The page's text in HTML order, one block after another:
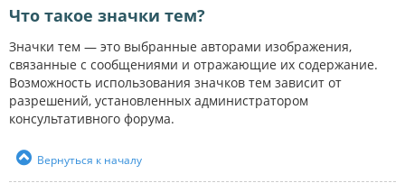
Что такое значки тем?
Значки тем — это выбранные авторами изображения,
связанные с сообщениями и отражающие их содержание.
Возможность использования значков тем зависит от
разрешений, установленных администратором
консультативного форума.
Вернуться к началу